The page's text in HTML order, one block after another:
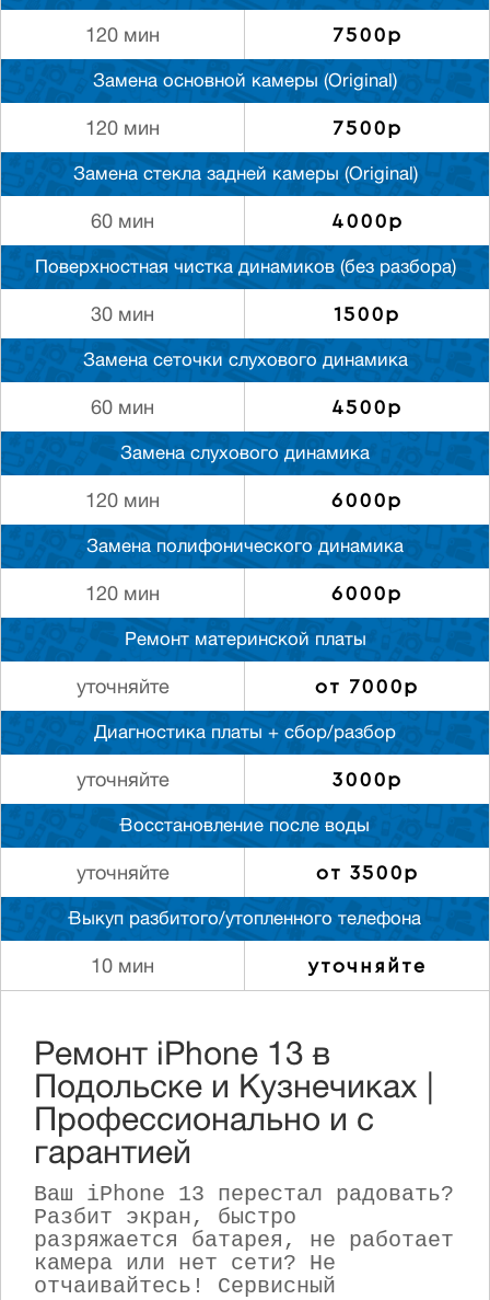
120 мин 7500р
Замена основной камеры (Original)
120 мин 7500р
Замена стекла задней камеры (Original)
60 мин 4000р
Поверхностная чистка динамиков (без разбора)
30 мин 1500р
Замена сеточки слухового динамика
60 мин 4500р
Замена слухового динамика
120 мин 6000р
Замена полифонического динамика
120 мин 6000р
Ремонт материнской платы
уточняйте от 7000р
Диагностика платы + сбор/разбор
уточняйте 3000р
Восстановление после воды
уточняйте от 3500р
Выкуп разбитого/утопленного телефона
10 мин уточняйте
Ремонт iPhone 13 в
Подольске и Кузнечиках |
Профессионально и с
гарантией
Ваш iPhone 13 перестал радовать?
Разбит экран, быстро
разряжается батарея, не работает
камера или нет сети? Не
отчаивайтесь! Сервисный